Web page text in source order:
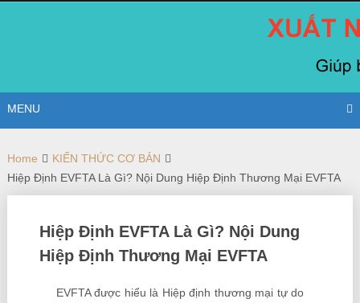
MENU
Home
KIẾN THỨC CƠ BẢN
Hiệp Định EVFTA Là Gì? Nội Dung Hiệp Định Thương Mại EVFTA
Hiệp Định EVFTA Là Gì? Nội Dung
Hiệp Định Thương Mại EVFTA
EVFTA được hiểu là Hiệp định thương mại tự do